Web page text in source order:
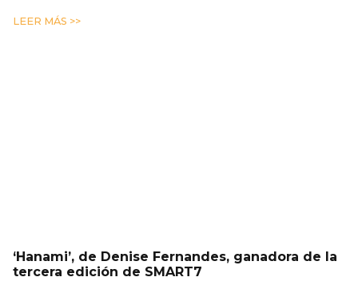
LEER MÁS >>
‘Hanami’, de Denise Fernandes, ganadora de la
tercera edición de SMART7